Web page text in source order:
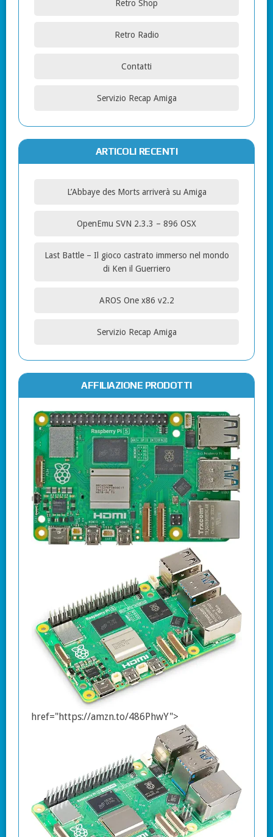
Retro Shop
Retro Radio
Contatti
Servizio Recap Amiga
ARTICOLI RECENTI
L’Abbaye des Morts arriverà su Amiga
OpenEmu SVN 2.3.3 – 896 OSX
Last Battle – Il gioco castrato immerso nel mondo
di Ken il Guerriero
AROS One x86 v2.2
Servizio Recap Amiga
AFFILIAZIONE PRODOTTI
href="https://amzn.to/486PhwY">